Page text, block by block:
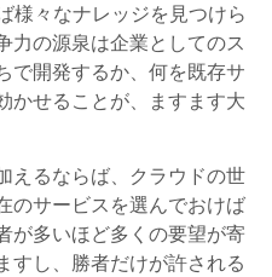
様々なナレッジを見つけら
力の源泉は企業としてのス
で開発するか、何を既存サ
かせることが、ますます大
えるならば、クラウドの世
のサービスを選んでおけば
が多いほど多くの要望が寄
すし、勝者だけが許される